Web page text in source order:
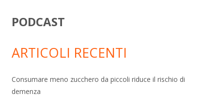
PODCAST
ARTICOLI RECENTI
Consumare meno zucchero da piccoli riduce il rischio di
demenza